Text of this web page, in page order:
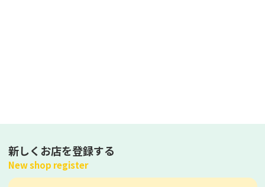
新しくお店を登録する
New shop register